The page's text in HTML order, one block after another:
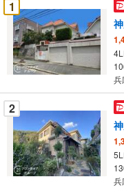
け
取
る
・
条
件
を
マ
イ
ペ
ー
1
兵
2
兵